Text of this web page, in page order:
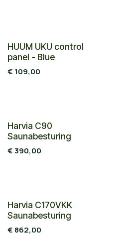
HUUM UKU control
panel - Blue
€ 109,00
Harvia C90
Saunabesturing
€390,00
Harvia C170VKK
Saunabesturing
€ 862,00